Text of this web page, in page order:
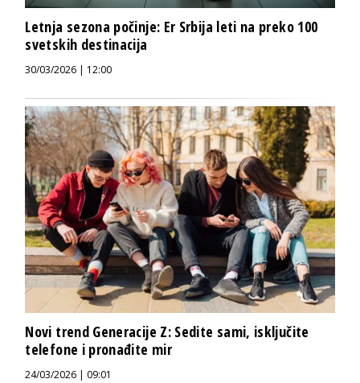
Letnja sezona počinje: Er Srbija leti na preko 100
svetskih destinacija
30/03/2026 | 12:00
Novi trend Generacije Z: Sedite sami, isključite
telefone i pronađite mir
24/03/2026 | 09:01